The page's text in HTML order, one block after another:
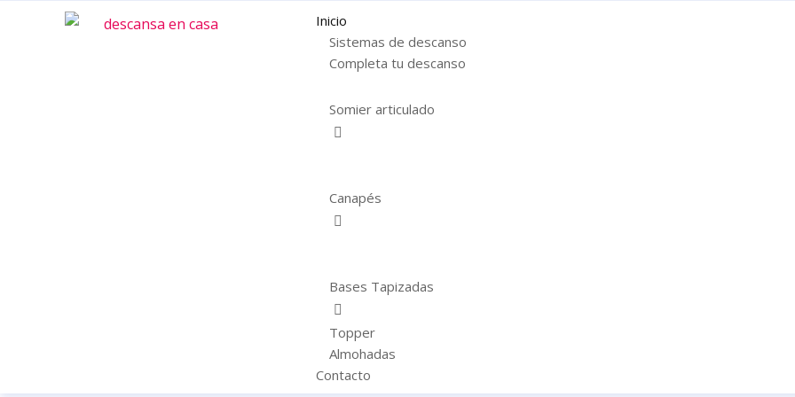
Inicio
Sistemas de descanso
Completa tu descanso
Somier articulado
Canapés
Bases Tapizadas
Topper
Almohadas
Contacto